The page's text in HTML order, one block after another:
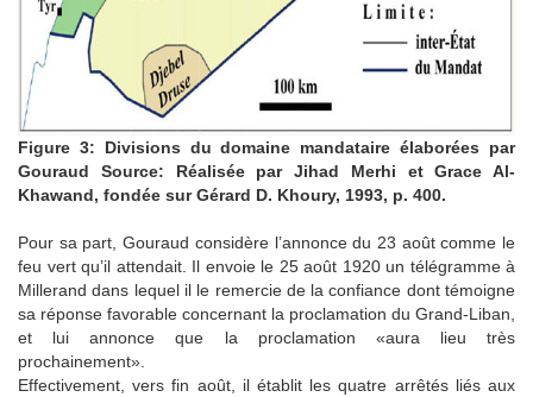
Figure 3: Divisions du domaine mandataire élaborées par
Gouraud Source: Réalisée par Jihad Merhi et Grace Al-
Khawand, fondée sur Gérard D. Khoury, 1993, p. 400.
Pour sa part, Gouraud considère l’annonce du 23 août comme le
feu vert qu’il attendait. Il envoie le 25 août 1920 un télégramme à
Millerand dans lequel il le remercie de la confiance dont témoigne
sa réponse favorable concernant la proclamation du Grand-Liban,
et lui annonce que la proclamation «aura lieu très
prochainement».
Effectivement, vers fin août, il établit les quatre arrêtés liés aux